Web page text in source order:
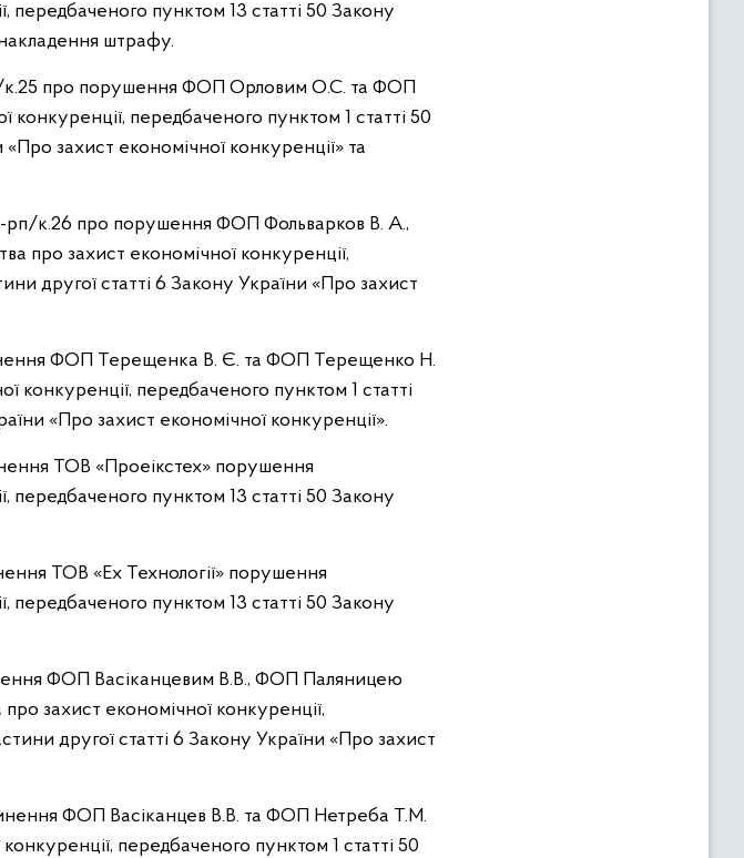
передбаченого пунктом 13 статті 50 Закону
штрафу.
к.25 про порушення ФОП Орловим О.С. та ФОП
передбаченого пунктом 1 статті 50
захист економічної конкуренції» та
рп/к.26 про порушення ФОП Фольварков В. А.,
про захист економічної конкуренції,
другої статті 6 Закону України «Про захист
ФОП Терещенка В. Є. та ФОП Терещенко Н.
конкуренції, передбаченого пунктом 1 статті
«Про захист економічної конкуренції».
ТОВ «Проеікстех» порушення
передбаченого пунктом 13 статті 50 Закону
ТОВ «Ех Технології» порушення
передбаченого пунктом 13 статті 50 Закону
ФОП Васіканцевим В.В., ФОП Паляницею
захист економічної конкуренції,
другої статті 6 Закону України «Про захист
ФОП Васіканцев В.В. та ФОП Нетреба Т.М.
передбаченого пунктом 1 статті 50